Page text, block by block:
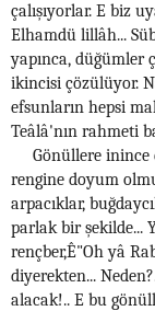
çalışıyorlar. E biz
Elhamdü lillâh...
yapınca, düğümler
ikincisi çözülüyor.
efsunların hepsi
Teâlâ'nın rahmeti
Gönüllere inince
rengine doyum
arpacıklar,
parlak bir şekilde...
rençber,Ê"Oh yâ
diyerekten...
alacak!.. E bu